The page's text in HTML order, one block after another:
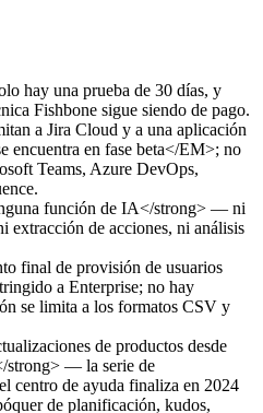
hay una prueba de 30 días, y
Fishbone sigue siendo de pago.
a Jira Cloud y a una aplicación
encuentra en fase beta</EM>; no
Teams, Azure DevOps,
función de IA</strong> — ni
extracción de acciones, ni análisis
final de provisión de usuarios
a Enterprise; no hay
se limita a los formatos CSV y
de productos desde
strong> — la serie de
centro de ayuda finaliza en 2024
de planificación, kudos,